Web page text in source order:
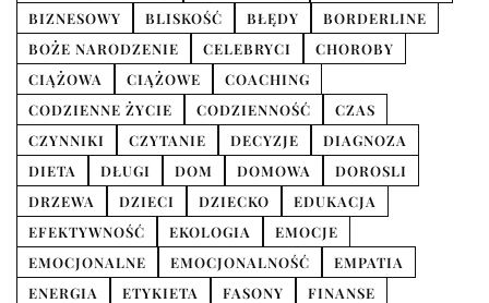
BIZNESOWY
BLISKOŚĆ BŁĘDY
BORDERLINE
BOŻE NARODZENIE
CELEBRYCI
CHOROBY
CIĄŻOWA
CIĄŻOWE
COACHING
CODZIENNE ŻYCIE
CODZIENNOŚĆ
CZAS
CZYNNIKI
CZYTANIE DECYZJE
DIAGNOZA
DIETA
DŁUGI DOM DOMOWA
DOROSLI
DRZEWA
DZIECI DZIECKO
EDUKACJA
EFEKTYWNOŚĆ
EKOLOGIA
EMOCJE
EMOCJONALNE
EMOCJONALNOŚĆ
EMPATIA
ENERGIA
ETYKIETA FASONY
FINANSE